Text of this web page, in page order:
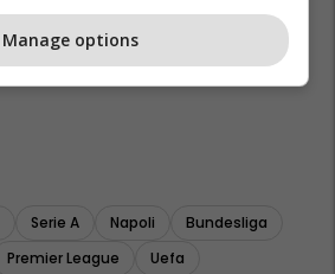
Serie A Napoli
Bundesliga
Premier League Uefa
Manage options